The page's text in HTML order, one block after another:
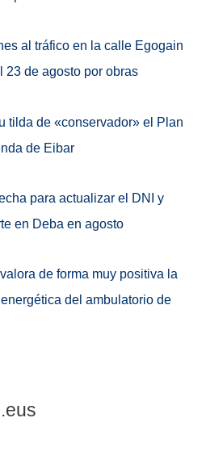
al tráfico en la calle Egogain
23 de agosto por obras
tilda de «conservador» el Plan
de Eibar
para actualizar el DNI y
en Deba en agosto
de forma muy positiva la
del ambulatorio de